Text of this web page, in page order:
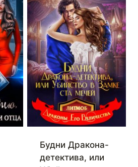
Будни Дракона-
детектива, или